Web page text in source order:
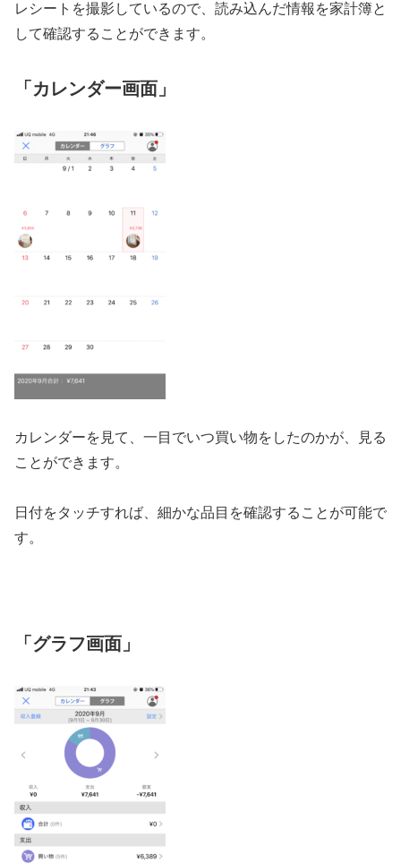
レシートを撮影しているので、読み込んだ情報を家計簿と
して確認することができます。
「カレンダー画面」
カレンダーを見て、一目でいつ買い物をしたのかが、見る
ことができます。
日付をタッチすれば、細かな品目を確認することが可能で
す。
「グラフ画面」